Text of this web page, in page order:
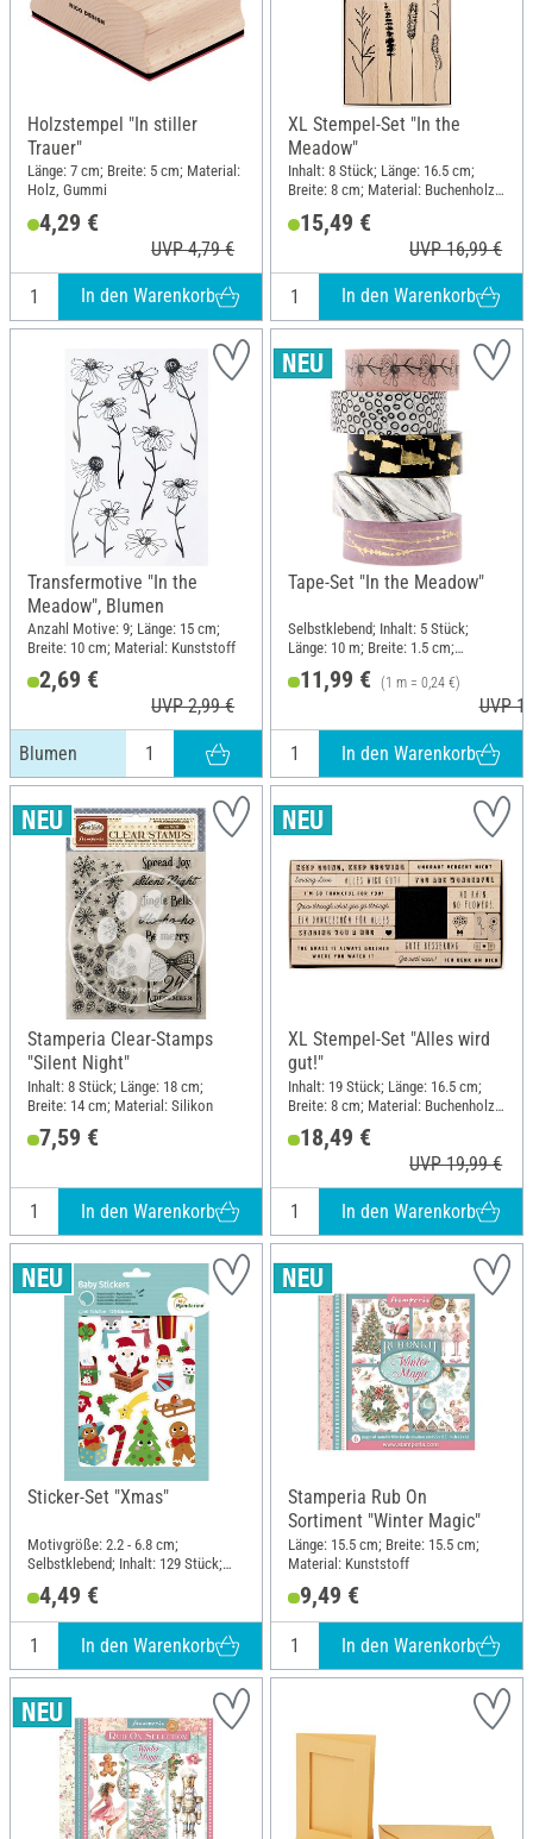
Holzstempel "In stiller
Trauer"
Länge: 7 cm; Breite: 5 cm; Material:
Holz, Gummi
4,29 €
UVP 4,79 €
In den Warenkorb
XL Stempel-Set "In the
Meadow"
Inhalt: 8 Stück; Länge: 16.5 cm;
Breite: 8 cm; Material: Buchenholz,
15,49 €
UVP 16,99 €
In den Warenkorb
Transfermotive "In the
Meadow", Blumen
Anzahl Motive: 9; Länge: 15 cm;
Breite: 10 cm; Material: Kunststoff
2,69 €
UVP 2,99 €
Blumen
Tape-Set "In the Meadow"
Selbstklebend; Inhalt: 5 Stück;
Länge: 10 m; Breite: 1.5 cm;
Material: Papier
11,99 € (1 m = 0,24 €)
UVP
In den Warenkorb
Stamperia Clear-Stamps
"Silent Night"
Inhalt: 8 Stück; Länge: 18 cm;
Breite: 14 cm; Material: Silikon
7,59 €
In den Warenkorb
XL Stempel-Set "Alles wird
gut!"
Inhalt: 19 Stück; Länge: 16.5 cm;
Breite: 8 cm; Material: Buchenholz,
Polyethylen (PE)
18,49 €
UVP 19,99 €
In den Warenkorb
Sticker-Set "Xmas"
Motivgröße: 2.2 - 6.8 cm;
Selbstklebend; Inhalt: 129 Stück;
Material: Papier
4,49 €
In den Warenkorb
Stamperia Rub On
Sortiment "Winter Magic"
Länge: 15.5 cm; Breite: 15.5 cm;
Material: Kunststoff
9,49 €
In den Warenkorb